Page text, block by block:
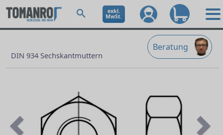
exkl.
MwSt.
Beratung
DIN 934 Sechskantmuttern